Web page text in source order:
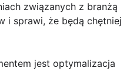
związanych z branżą
i sprawi, że będą chętniej
jest optymalizacja